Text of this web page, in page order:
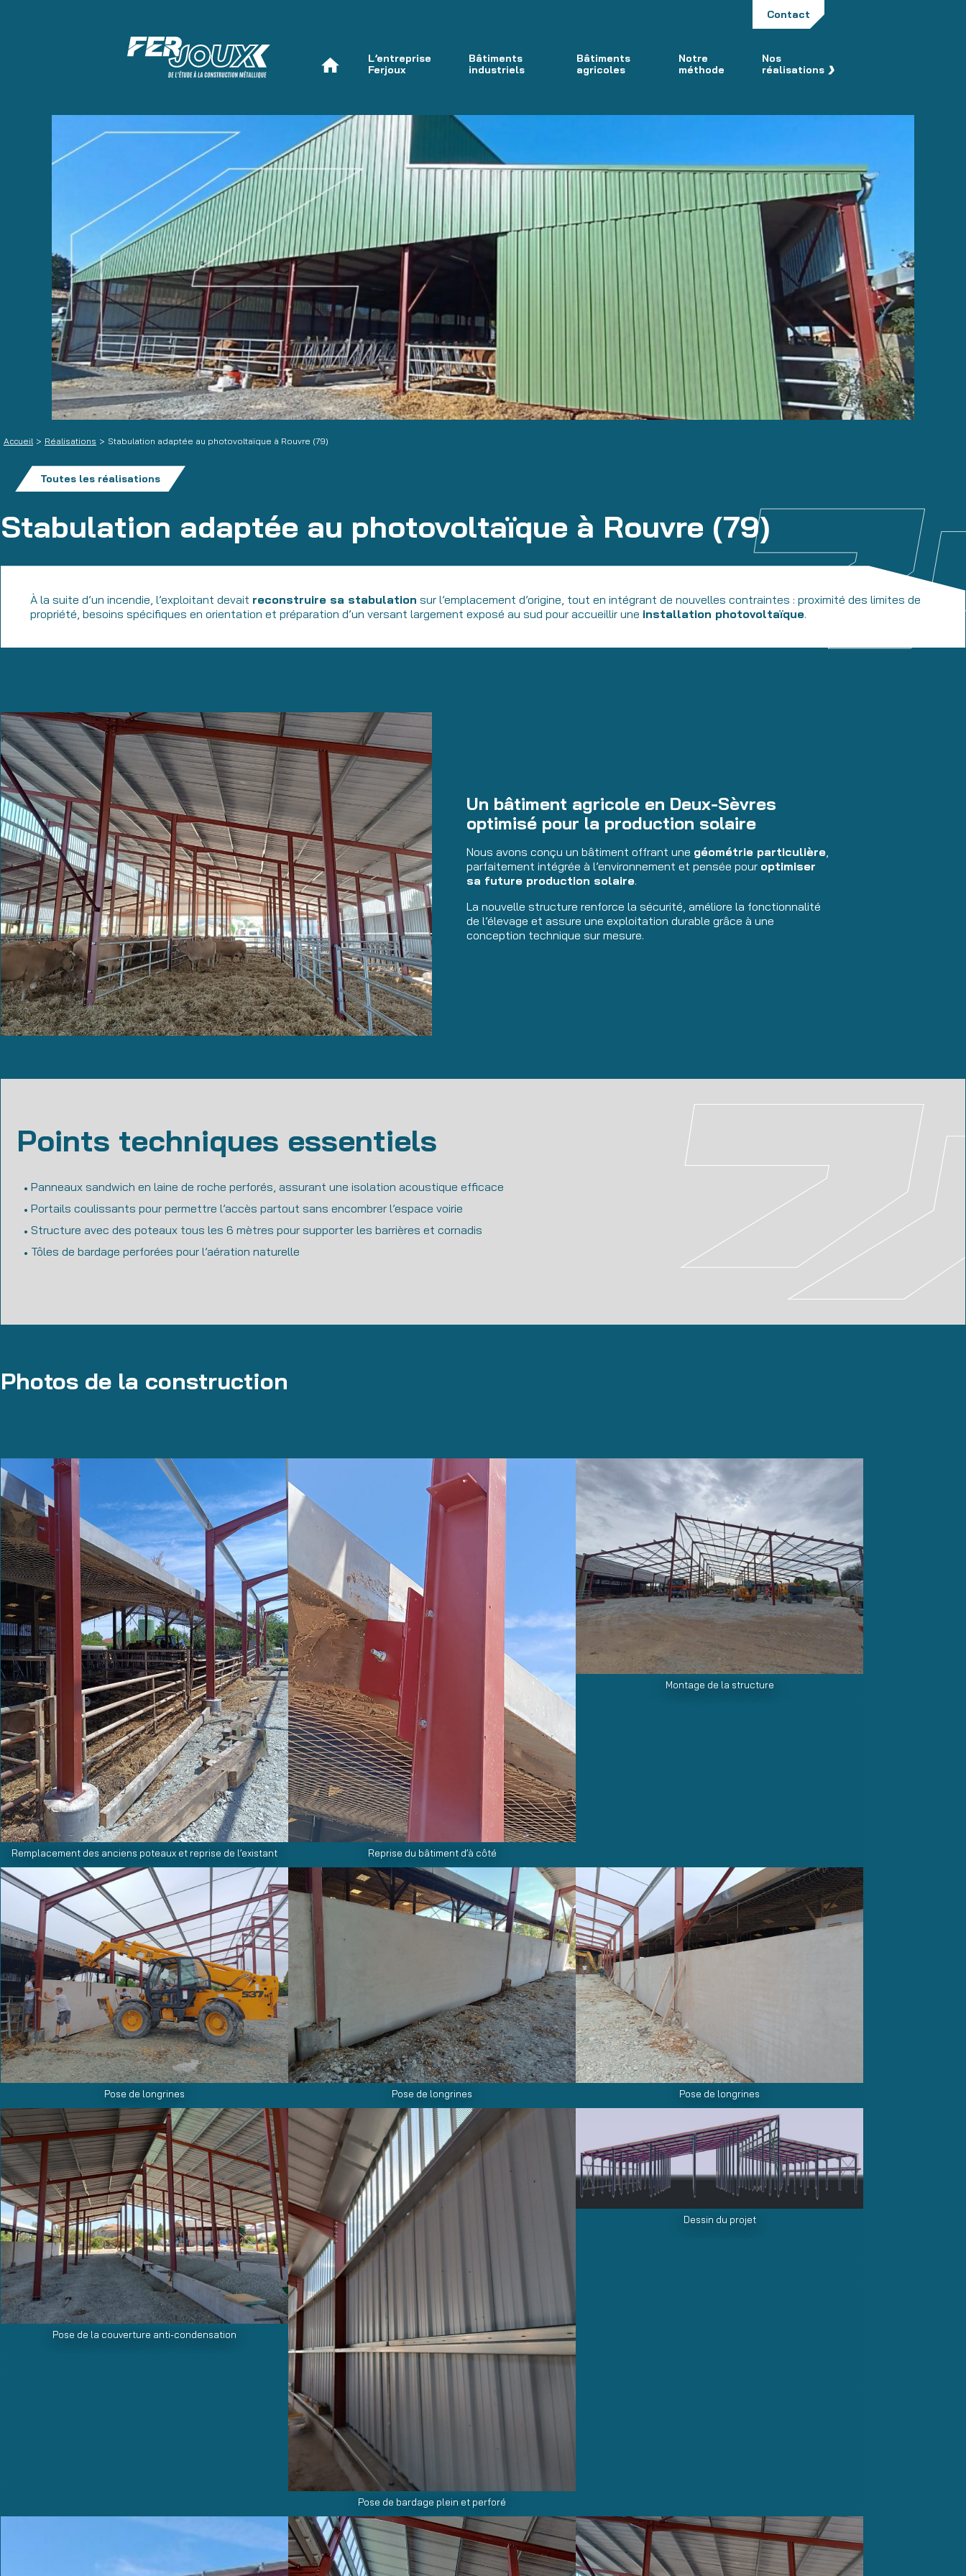
Ferjoux
L’entreprise
Ferjoux
Bâtiments
industriels
Bâtiments
agricoles
Notre
méthode
Nos
réalisations
Contact
Accueil > Réalisations > Stabulation adaptée au photovoltaïque à Rouvre (79)
Toutes les réalisations
Stabulation adaptée au photovoltaïque à Rouvre (79)
À la suite d’un incendie, l’exploitant devait reconstruire sa stabulation sur l’emplacement d’origine, tout en intégrant de nouvelles contraintes : proximité des limites de
propriété, besoins spécifiques en orientation et préparation d’un versant largement exposé au sud pour accueillir une installation photovoltaïque.
Un bâtiment agricole en Deux-Sèvres
optimisé pour la production solaire
Nous avons conçu un bâtiment offrant une géométrie particulière,
parfaitement intégrée à l’environnement et pensée pour optimiser
sa future production solaire.
La nouvelle structure renforce la sécurité, améliore la fonctionnalité
de l’élevage et assure une exploitation durable grâce à une
conception technique sur mesure.
Points techniques essentiels
Panneaux sandwich en laine de roche perforés, assurant une isolation acoustique efficace
Portails coulissants pour permettre l’accès partout sans encombrer l’espace voirie
Structure avec des poteaux tous les 6 mètres pour supporter les barrières et cornadis
Tôles de bardage perforées pour l’aération naturelle
Photos de la construction
Remplacement des anciens poteaux et reprise de l’existant Reprise du bâtiment d’à côté
Montage de la structure
Pose de longrines Pose de longrines Pose de longrines
Pose de la couverture anti-condensation
Pose de bardage plein et perforé
Dessin du projet